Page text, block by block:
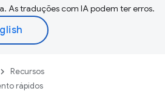
As traduções com IA podem ter erros.
Recursos
rápidos